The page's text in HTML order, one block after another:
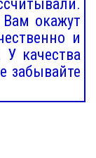
Вам окажут
и
У качества
забывайте